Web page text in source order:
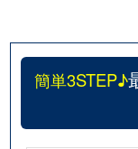
簡単3STEP♪